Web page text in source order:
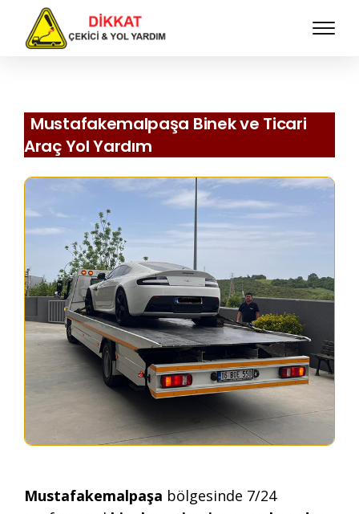
Mustafakemalpaşa Binek ve Ticari
Araç Yol Yardım
Mustafakemalpaşa bölgesinde 7/24